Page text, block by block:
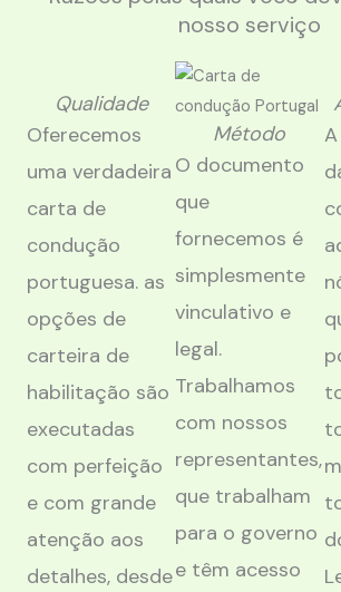
nosso serviço
Qualidade
Oferecemos
uma verdadeira
carta de
condução
portuguesa. as
opções de
carteira de
habilitação são
executadas
com perfeição
e com grande
atenção aos
detalhes, desde
Método
O documento
que
fornecemos é
simplesmente
vinculativo e
legal.
Trabalhamos
com nossos
representantes,
que trabalham
para o governo
e têm acesso